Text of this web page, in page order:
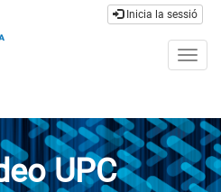
Inicia la sessió
UPC